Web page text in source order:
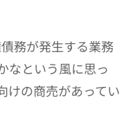
務が発生する業務
なという風に思っ
けの商売があってい